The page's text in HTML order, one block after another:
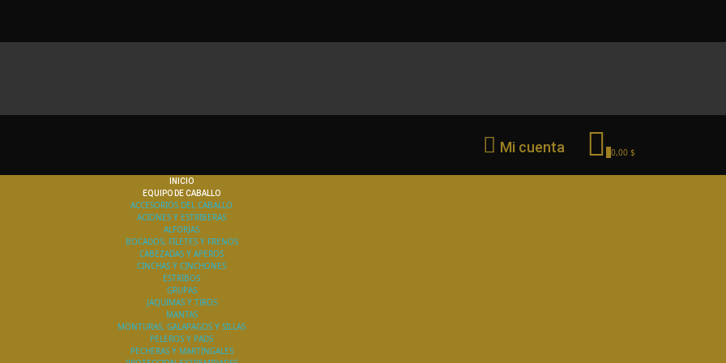
Mi cuenta 0,00 $
INICIO
EQUIPO DE CABALLO
ACCESORIOS DEL CABALLO
ACIONES Y ESTRIBERAS
ALFORJAS
BOCADOS, FILETES Y FRENOS
CABEZADAS Y APEROS
CINCHAS Y CINCHONES
ESTRIBOS
GRUPAS
JAQUIMAS Y TIROS
MANTAS
MONTURAS, GALAPAGOS Y SILLAS
PELEROS Y PADS
PECHERAS Y MARTINGALES